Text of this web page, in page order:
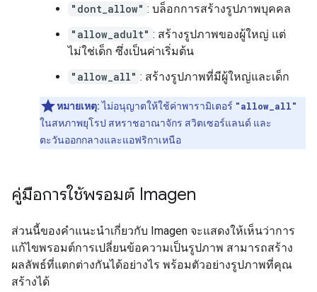
"dont_allow" : บล็อกการสร้างรูปภาพบุคคล
"allow_adult" : สร้างรูปภาพของผู้ใหญ่ แต่
ไม่ใช่เด็ก ซึ่งเป็นค่าเริ่มต้น
"allow_all" : สร้างรูปภาพที่มีผู้ใหญ่และเด็ก
หมายเหตุ:ไม่อนุญาตให้ใช้ค่าพารามิเตอร์ "allow_all"
ในสหภาพยุโรป สหราชอาณาจักร สวิตเซอร์แลนด์ และ
ตะวันออกกลางและแอฟริกาเหนือ
คู่มือการใช้พรอมต์ Imagen
ส่วนนี้ของคำแนะนำเกี่ยวกับ Imagen จะแสดงให้เห็นว่าการ
แก้ไขพรอมต์การเปลี่ยนข้อความเป็นรูปภาพ สามารถสร้าง
ผลลัพธ์ที่แตกต่างกันได้อย่างไร พร้อมตัวอย่างรูปภาพที่คุณ
สร้างได้